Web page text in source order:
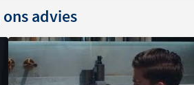
ons advies